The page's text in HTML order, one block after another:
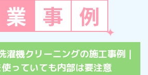
業 事 例
濯機クリーニングの施工事例｜
っていても内部は要注意